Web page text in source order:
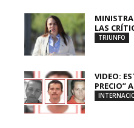
LAS
TRIUNFO
VIDEO:
PRECIO”